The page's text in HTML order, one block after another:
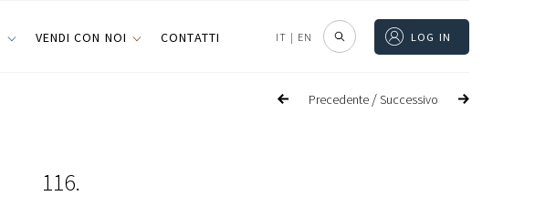
VENDI CON NOI CONTATTI IT | EN LOG IN
Precedente /Successivo
116